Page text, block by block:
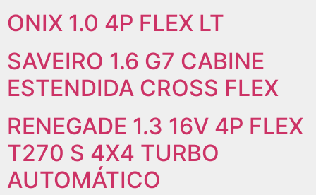
ONIX 1.0 4P FLEX LT
SAVEIRO 1.6 G7 CABINE
ESTENDIDA CROSS FLEX
RENEGADE 1.3 16V 4P FLEX
T270 S 4X4 TURBO
AUTOMÁTICO